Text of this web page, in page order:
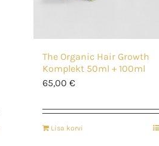
The Organic Hair Growth
Komplekt 50ml + 100ml
65,00 €
Lisa korvi